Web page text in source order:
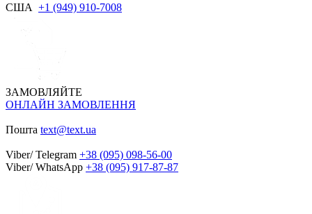
США +1 (949) 910-7008
ЗАМОВЛЯЙТЕ
ОНЛАЙН ЗАМОВЛЕННЯ
Пошта text@text.ua
Viber/ Telegram +38 (095) 098-56-00
Viber/ WhatsApp +38 (095) 917-87-87